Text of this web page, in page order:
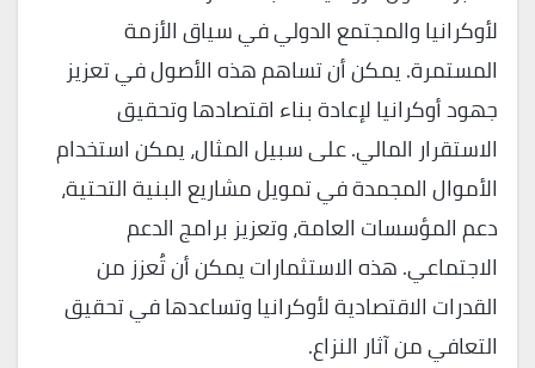
لأوكرانيا والمجتمع الدولي في سياق الأزمة
المستمرة. يمكن أن تساهم هذه الأصول في تعزيز
جهود أوكرانيا لإعادة بناء اقتصادها وتحقيق
الاستقرار المالي. على سبيل المثال، يمكن استخدام
الأموال المجمدة في تمويل مشاريع البنية التحتية،
دعم المؤسسات العامة، وتعزيز برامج الدعم
الاجتماعي. هذه الاستثمارات يمكن أن تُعزز من
القدرات الاقتصادية لأوكرانيا وتساعدها في تحقيق
التعافي من آثار النزاع.